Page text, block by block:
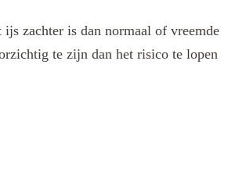
zachter is dan normaal of vreemde
te zijn dan het risico te lopen